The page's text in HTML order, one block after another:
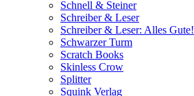
Schnell & Steiner
Schreiber & Leser
Schreiber & Leser: Alles Gute!
Schwarzer Turm
Scratch Books
Skinless Crow
Splitter
Squink Verlag